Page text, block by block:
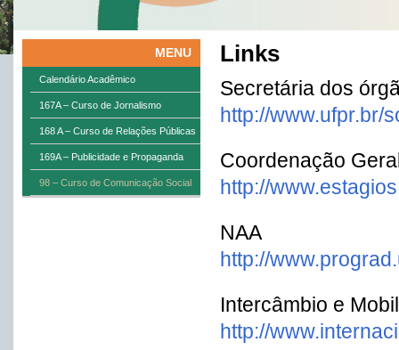
MENU
Calendário Acadêmico
167A – Curso de Jornalismo
168 A – Curso de Relações Públicas
169A – Publicidade e Propaganda
98 – Curso de Comunicação Social
Links
Secretária dos
http://www.ufpr.br/
Coordenação
http://
NAA
http://
Intercâmbio e
http://